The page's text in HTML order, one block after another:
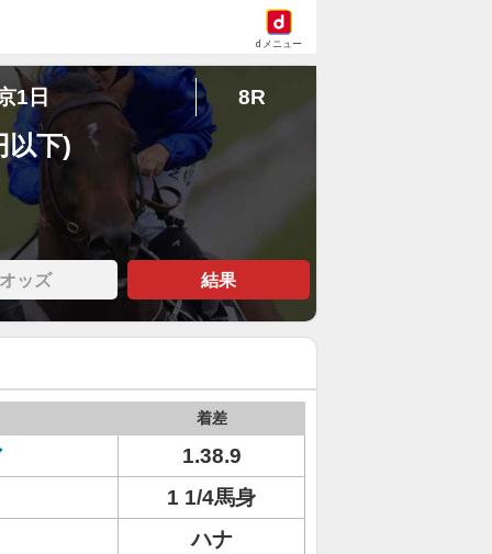
dメニュー
1日 8R
以下)
オッズ 結果
着差
1.38.9
1 1/4馬身
ハナ